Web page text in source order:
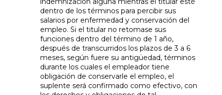
dentro de los términos para percibir sus
salarios por enfermedad y conservación del
empleo. Si el titular no retomase sus
funciones dentro del término de 1 año,
después de transcurridos los plazos de 3 a 6
meses, según fuere su antigüedad, términos
durante los cuales el empleador tiene
obligación de conservarle el empleo, el
suplente será confirmado como efectivo, con